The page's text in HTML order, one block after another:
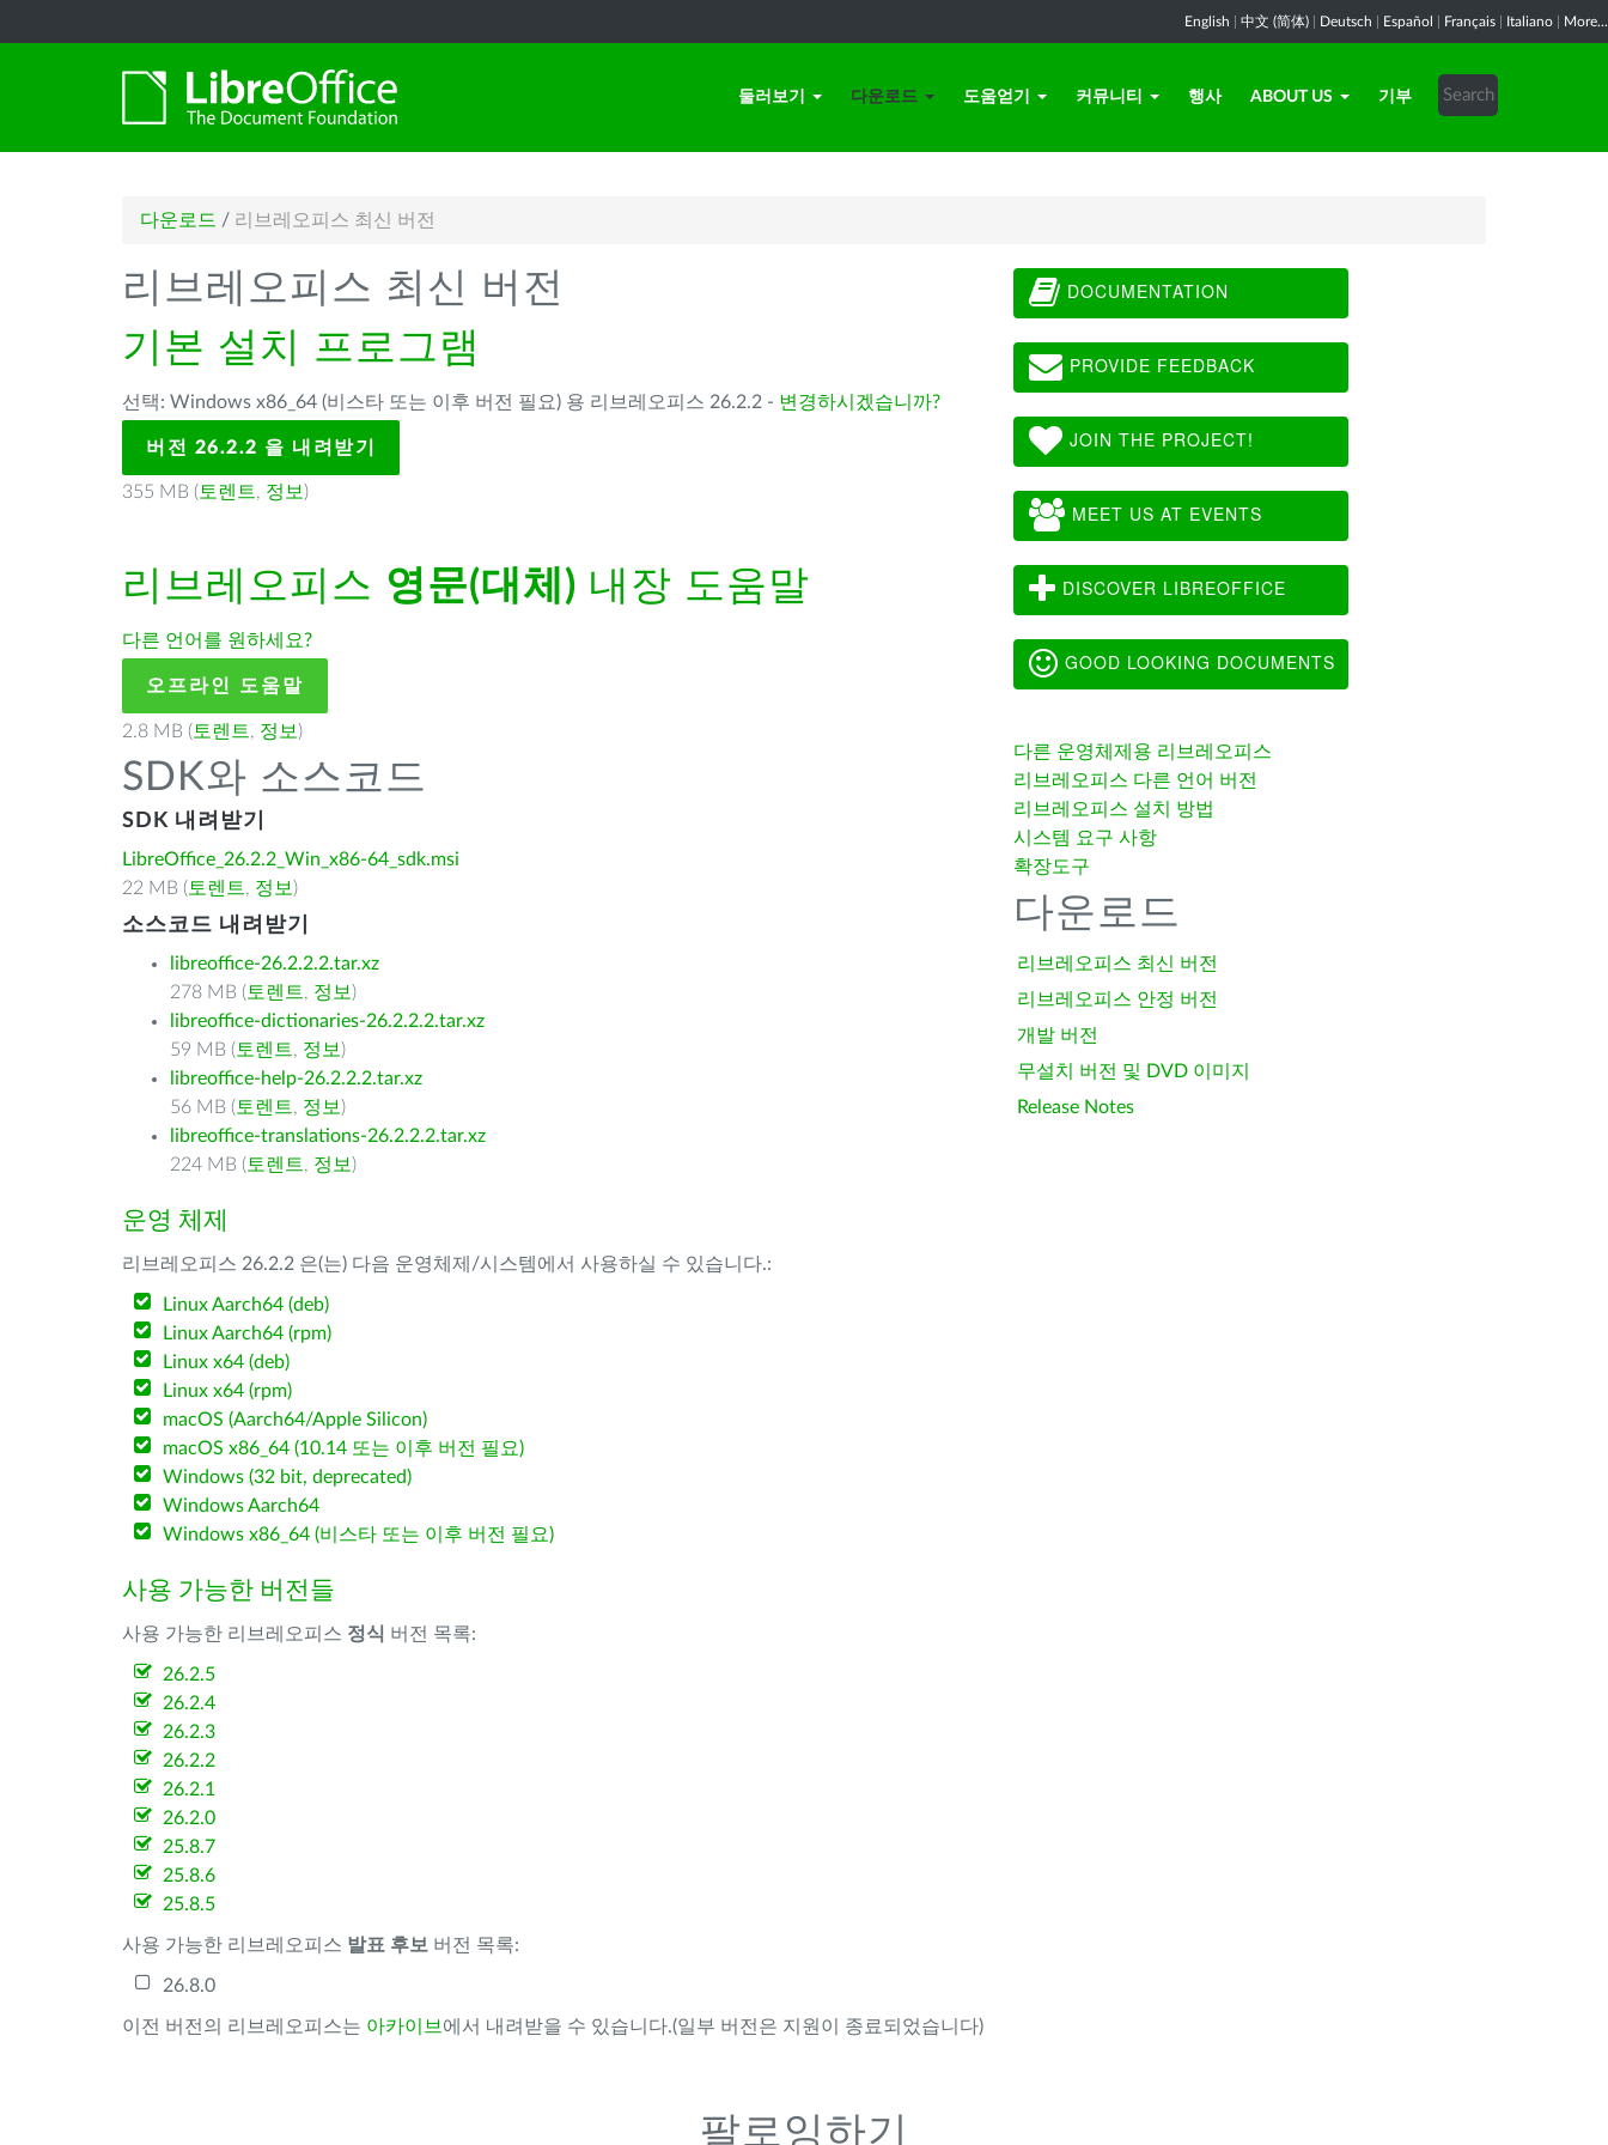
English 中文 (简体) Deutsch Español Français Italiano More...
둘러보기 다운로드 도움얻기 커뮤니티 행사 ABOUT US 기부
다운로드 / 리브레오피스 최신 버전
리브레오피스 최신 버전
기본 설치 프로그램
선택: Windows x86_64 (비스타 또는 이후 버전 필요) 용 리브레오피스 26.2.2 - 변경하시겠습니까?
버전 26.2.2 을 내려받기
355 MB ( 토렌트, 정보 )
리브레오피스 영문(대체) 내장 도움말
다른 언어를 원하세요?
오프라인 도움말
2.8 MB ( 토렌트, 정보 )
SDK와 소스코드
SDK 내려받기
LibreOffice_26.2.2_Win_x86-64_sdk.msi
22 MB ( 토렌트, 정보 )
소스코드 내려받기
libreoffice-26.2.2.2.tar.xz
278 MB ( 토렌트, 정보 )
libreoffice-dictionaries-26.2.2.2.tar.xz
59 MB ( 토렌트, 정보 )
libreoffice-help-26.2.2.2.tar.xz
56 MB ( 토렌트, 정보 )
libreoffice-translations-26.2.2.2.tar.xz
224 MB ( 토렌트, 정보 )
운영 체제
리브레오피스 26.2.2 은(는) 다음 운영체제/시스템에서 사용하실 수 있습니다.:
Linux Aarch64 (deb)
Linux Aarch64 (rpm)
Linux x64 (deb)
Linux x64 (rpm)
macOS (Aarch64/Apple Silicon)
macOS x86_64 (10.14 또는 이후 버전 필요)
Windows (32 bit, deprecated)
Windows Aarch64
Windows x86_64 (비스타 또는 이후 버전 필요)
사용 가능한 버전들
사용 가능한 리브레오피스 정식 버전 목록:
26.2.5
26.2.4
26.2.3
26.2.2
26.2.1
26.2.0
25.8.7
25.8.6
25.8.5
사용 가능한 리브레오피스 발표 후보 버전 목록:
26.8.0
이전 버전의 리브레오피스는 아카이브 에서 내려받을 수 있습니다.(일부 버전은 지원이 종료되었습니다)
DOCUMENTATION
PROVIDE FEEDBACK
JOIN THE PROJECT!
MEET US AT EVENTS
DISCOVER LIBREOFFICE
GOOD LOOKING DOCUMENTS
다른 운영체제용 리브레오피스
리브레오피스 다른 언어 버전
리브레오피스 설치 방법
시스템 요구 사항
확장도구
다운로드
리브레오피스 최신 버전
리브레오피스 안정 버전
개발 버전
무설치 버전 및 DVD 이미지
Release Notes
팔로잉하기